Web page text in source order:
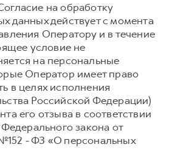
на обработку
данных действует с момента
Оператору и в течение
условие не
на персональные
Оператор имеет право
в целях исполнения
Российской Федерации)
его отзыва в соответствии
Федерального закона от
№152 - ФЗ «О персональных